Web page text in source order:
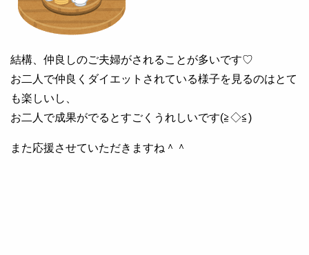
結構、仲良しのご夫婦がされることが多いです♡
お二人で仲良くダイエットされている様子を見るのはとて
も楽しいし、
お二人で成果がでるとすごくうれしいです(≧◇≦)
また応援させていただきますね＾＾